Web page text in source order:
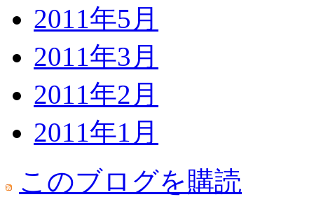
2011年5月
2011年3月
2011年2月
2011年1月
このブログを購読